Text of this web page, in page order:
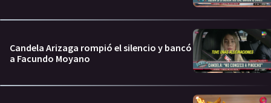
Candela Arizaga rompió el silencio y bancó
a Facundo Moyano